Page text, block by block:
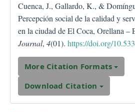
Cuenca, J., Gallardo, K., &
Percepción social de la calidad y
en la ciudad de El Coca, Orellana –
Journal, 4(01). https://doi.org/
More Citation Formats
Download Citation